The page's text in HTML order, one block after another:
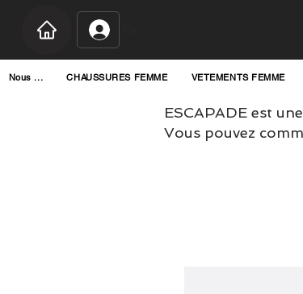
Nous ... CHAUSSURES FEMME VETEMENTS FEMME
ESCAPADE est
Vous pouvez